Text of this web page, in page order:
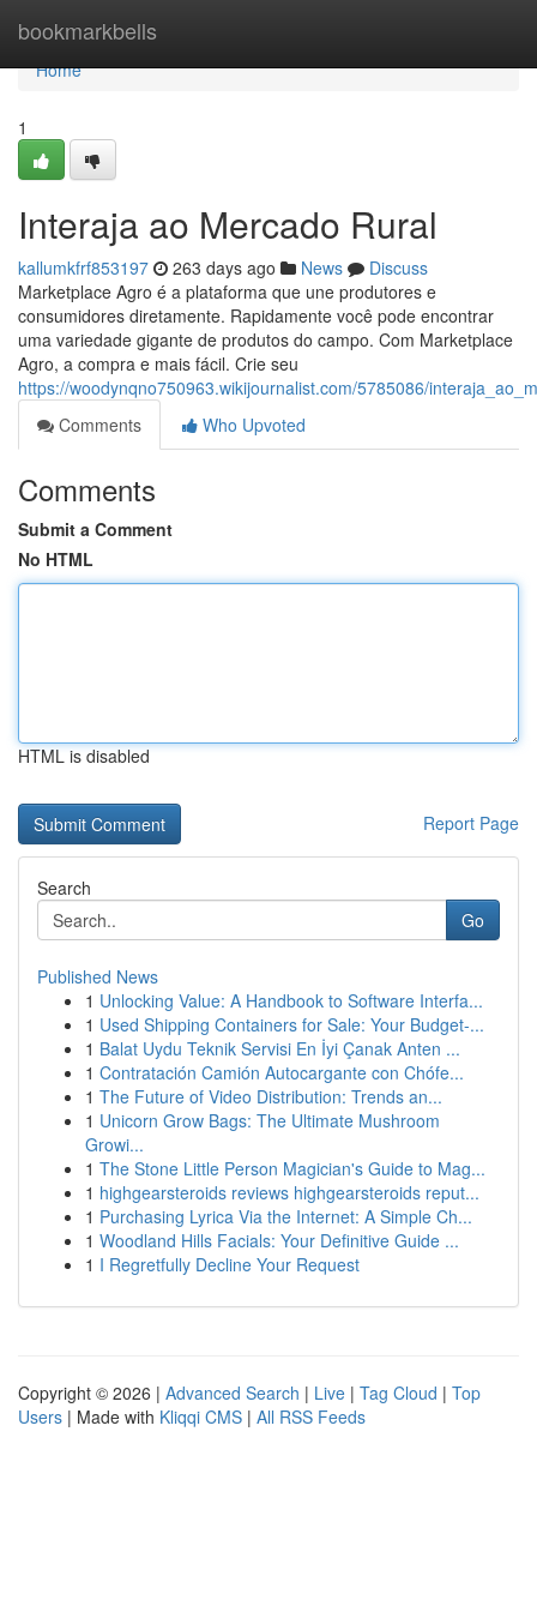
bookmarkbells
Home
Home
1
Interaja ao Mercado Rural
kallumkfrf853197 263 days ago News
Discuss
Marketplace Agro é a plataforma que une produtores e
consumidores diretamente. Rapidamente você pode encontrar
uma variedade gigante de produtos do campo. Com Marketplace
Agro, a compra e mais fácil. Crie seu
https://woodynqno750963.wikijournalist.com/5785086/
Comments
Who Upvoted
Comments
Submit a Comment
No HTML
HTML is disabled
Report Page
Search
Go
Published News
1 Unlocking Value: A Handbook to Software Interfa...
1 Used Shipping Containers for Sale: Your Budget-...
1 Balat Uydu Teknik Servisi En İyi Çanak Anten ...
1 Contratación Camión Autocargante con Chófe...
1 The Future of Video Distribution: Trends an...
1 Unicorn Grow Bags: The Ultimate Mushroom
Growi...
1 The Stone Little Person Magician's Guide to Mag...
1 highgearsteroids reviews highgearsteroids reput...
1 Purchasing Lyrica Via the Internet: A Simple Ch...
1 Woodland Hills Facials: Your Definitive Guide ...
1 I Regretfully Decline Your Request
Copyright © 2026 | Advanced Search | Live | Tag Cloud | Top
Users | Made with Kliqqi CMS | All RSS Feeds